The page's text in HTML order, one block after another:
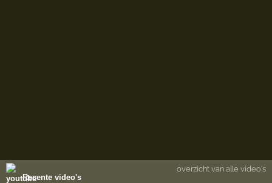
Recente video's
overzicht van alle video's